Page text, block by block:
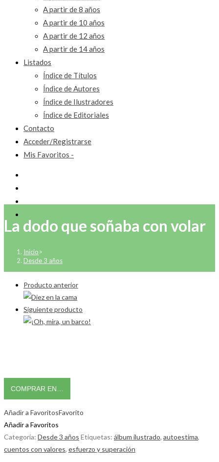
A partir de 8 años
A partir de 10 años
A partir de 12 años
A partir de 14 años
Listados
Índice de Títulos
Índice de Autores
Índice de Ilustradores
Índice de Editoriales
Contacto
Acceder/Registrarse
Mis Favoritos -
La dodo que soñaba con volar
Inicio>
Desde 3 años
Producto anterior
Siguiente producto
COMPRAR EN…
Añadir a FavoritosFavorito
Añadir a Favoritos
Categoría: Desde 3 años Etiquetas: álbum ilustrado, autoestima,
cuentos con valores, esfuerzo y superación